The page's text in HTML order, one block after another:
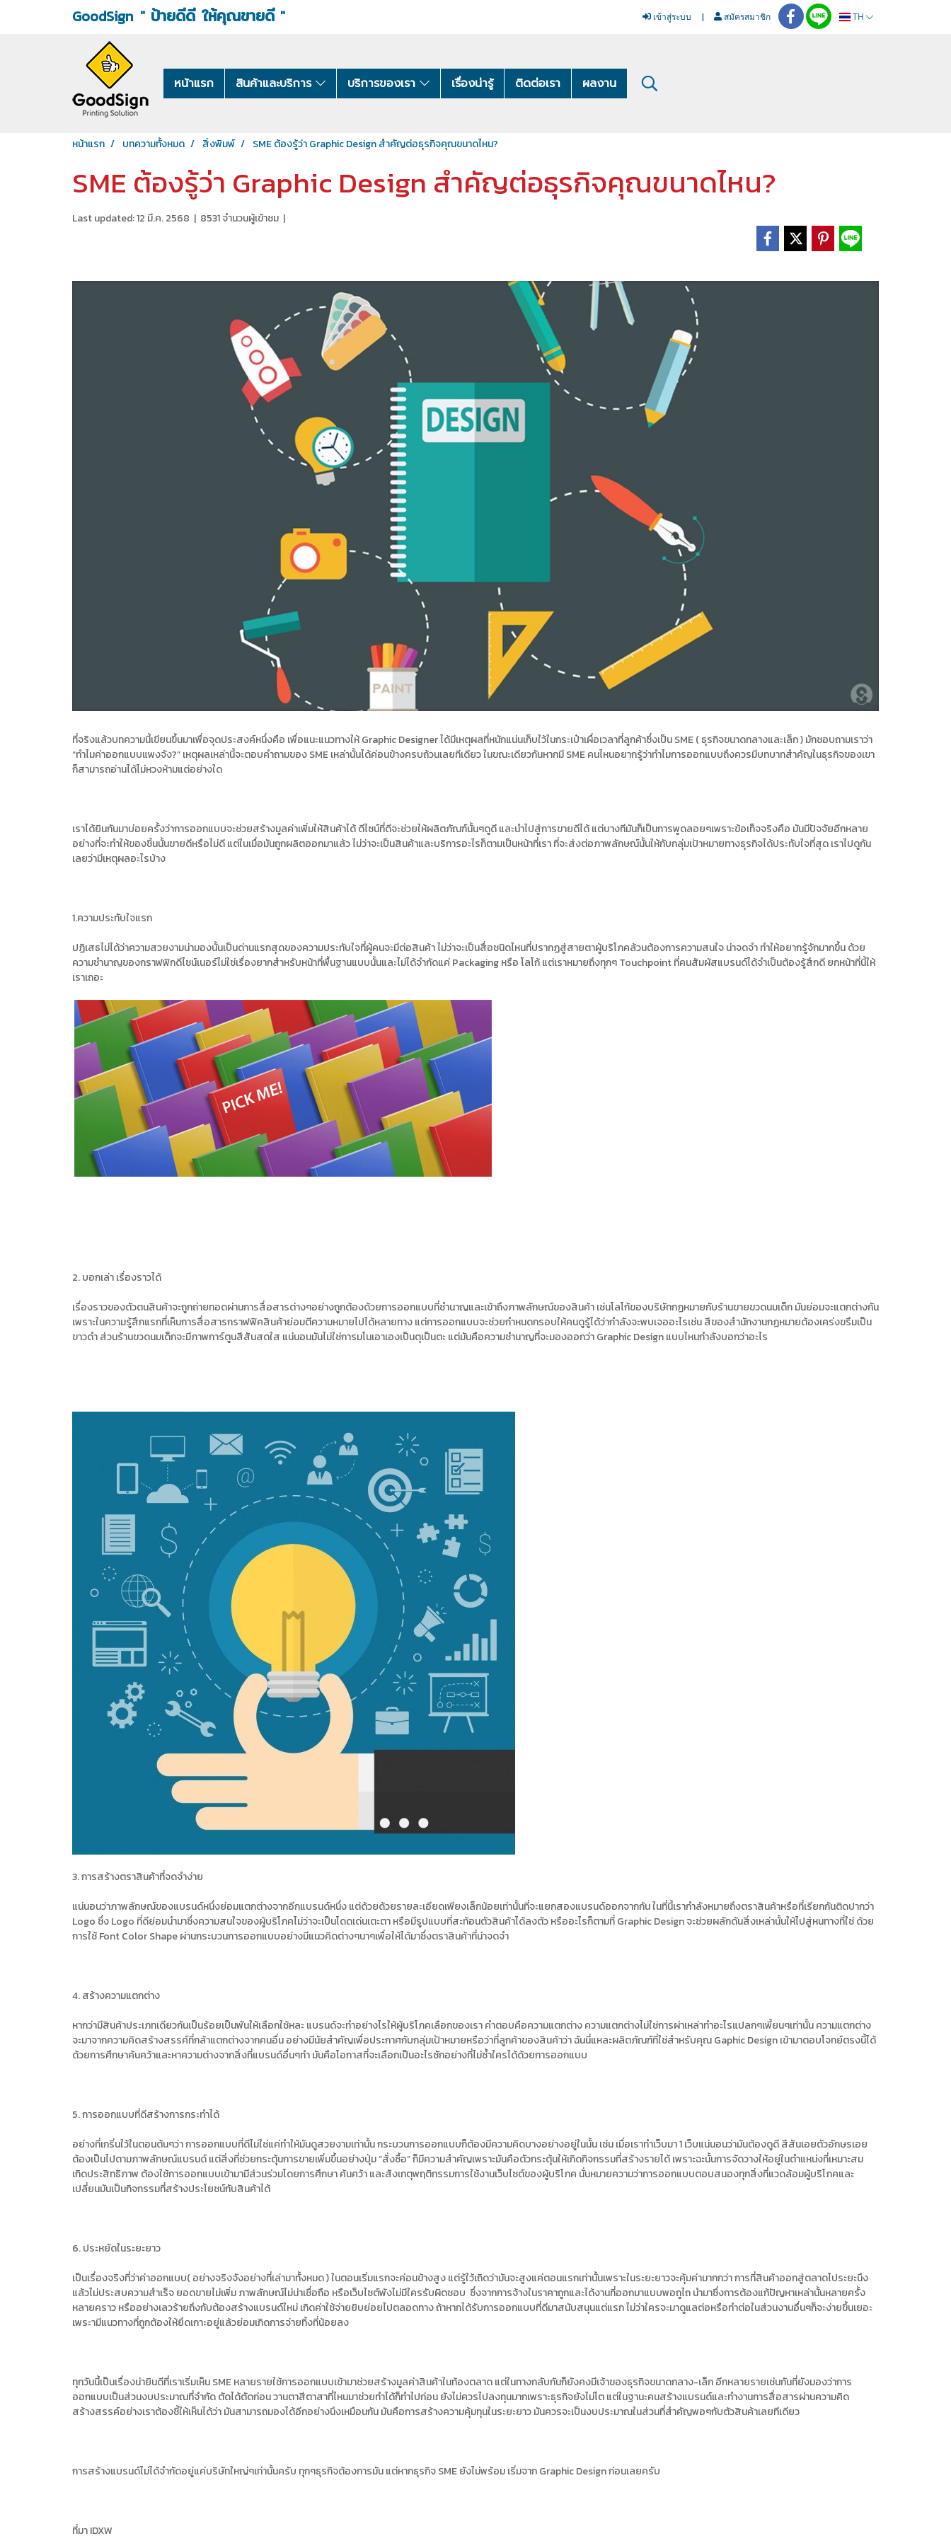
GoodSign " ป้ายดีดี ให้คุณขายดี" เข้าสู่ระบบ สมัครสมาชิก TH
หน้าแรก สินค้าและบริการ บริการของเรา เรื่องน่ารู้ ติดต่อเรา ผลงาน
หน้าแรก บทความทั้งหมด สิ่งพิมพ์ SME ต้องรู้ว่า Graphic Design สำคัญต่อธุรกิจคุณขนาดไหน?
SME ต้องรู้ว่า Graphic Design สำคัญต่อธุรกิจคุณขนาดไหน?
Last updated: 12 มี.ค. 2568 | 8531 จำนวนผู้เข้าชม |
ที่จริงแล้วบทความนี้เขียนขึ้นมาเพื่อจุดประสงค์หนึ่งคือ เพื่อแนะแนวทางให้ Graphic Designer ได้มีเหตุผลที่หนักแน่นเก็บใว้ในกระเป๋าเผื่อเวลาที่ลูกค้าซึ่งเป็น SME ( ธุรกิจขนาดกลางและเล็ก ) มักชอบถามเราว่า
“ทำไมค่าออกแบบแพงจัง?” เหตุผลเหล่านี้จะตอบคำถามของ SME เหล่านั้นได้ค่อนข้างครบถ้วนเลยทีเดียว ในขณะเดียวกันหากมี SME คนไหนอยากรู้ว่าทำไมการออกแบบถึงควรมีบทบาทสำคัญในธุรกิจของเขา
ก็สามารถอ่านได้ไม่หวงห้ามแต่อย่างใด
เราได้ยินกันมาบ่อยครั้งว่าการออกแบบจะช่วยสร้างมูลค่าเพิ่มให้สินค้าได้ ดีไซน์ที่ดีจะช่วยให้ผลิตภัณฑ์นั้นๆดูดี และนำไปสู่การขายดีได้ แต่บางทีมันก็เป็นการพูดลอยๆเพราะข้อเท็จจริงคือ มันมีปัจจัยอีกหลาย
อย่างที่จะทำให้ของชิ้นนั้นขายดีหรือไม่ดี แต่ในเมื่อมันถูกผลิตออกมาแล้ว ไม่ว่าจะเป็นสินค้าและบริการอะไรก็ตามเป็นหน้าที่เรา ที่จะส่งต่อภาพลักษณ์นั้นให้กับกลุ่มเป้าหมายทางธุรกิจได้ประทับใจที่สุด เราไปดูกัน
เลยว่ามีเหตุผลอะไรบ้าง
1.ความประทับใจแรก
ปฏิเสธไม่ได้ว่าความสวยงามน่ามองนั้นเป็นด่านแรกสุดของความประทับใจที่ผู้คนจะมีต่อสินค้า ไม่ว่าจะเป็นสื่อชนิดไหนที่ปรากฏสู่สายตาผู้บริโภคล้วนต้องการความสนใจ น่าจดจำ ทำให้อยากรู้จักมากขึ้น ด้วย
ความชำนาญของกราฟฟิกดีไซน์เนอร์ไม่ใช่เรื่องยากสำหรับหน้าที่พื้นฐานแบบนั้นและไม่ได้จำกัดแค่ Packaging หรือ โลโก้ แต่เราหมายถึงทุกๆ Touchpoint ที่คนสัมผัสแบรนด์ได้จำเป็นต้องรู้สึกดี ยกหน้าที่นี้ให้
เราเถอะ
2. บอกเล่า เรื่องราวได้
เรื่องราวของตัวตนสินค้าจะถูกถ่ายทอดผ่านการสื่อสารต่างๆอย่างถูกต้องด้วยการออกแบบที่ชำนาญและเข้าถึงภาพลักษณ์ของสินค้า เช่นโลโก้ของบริษัทกฏหมายกับร้านขายขวดนมเด็ก มันย่อมจะแตกต่างกัน
เพราะในความรู้สึกแรกที่เห็นการสื่อสารกราฟฟิคสินค้าย่อมตีความหมายไปได้หลายทาง แต่การออกแบบจะช่วยกำหนดกรอบให้คนดูรู้ได้ว่ากำลังจะพบเจออะไรเช่น สีของสำนักงานกฏหมายต้องเคร่งขรึมเป็น
ขาวดำ ส่วนร้านขวดนมเด็กจะมีภาพการ์ตูนสีสันสดใส แน่นอนมันไม่ใช่การมโนเอาเองเป็นตุเป็นตะ แต่มันคือความชำนาญที่จะมองออกว่า Graphic Design แบบไหนกำลังบอกว่าอะไร
3. การสร้างตราสินค้าที่จดจำง่าย
แน่นอนว่าภาพลักษณ์ของแบรนด์หนึ่งย่อมแตกต่างจากอีกแบรนด์หนึ่ง แต่ด้วยด้วยรายละเอียดเพียงเล็กน้อยเท่านั้นที่จะแยกสองแบรนด์ออกจากกัน ในที่นี้เรากำลังหมายถึงตราสินค้าหรือที่เรียกกันติดปากว่า
Logo ซึ่ง Logo ที่ดีย่อมนำมาซึ่งความสนใจของผู้บริโภคไม่ว่าจะเป็นโดดเด่นเตะตา หรือมีรูปแบบที่สะท้อนตัวสินค้าได้ลงตัว หรืออะไรก็ตามที่ Graphic Design จะช่วยผลักดันสิ่งเหล่านั้นให้ไปสู่หนทางที่ใช่ ด้วย
การใช้ Font Color Shape ผ่านกระบวนการออกแบบอย่างมีแนวคิดต่างๆนาๆเพื่อให้ได้มาซึ่งตราสินค้าที่น่าจดจำ
4. สร้างความแตกต่าง
หากว่ามีสินค้าประเภทเดียวกันเป็นร้อยเป็นพันให้เลือกใช้หละ แบรนด์จะทำอย่างไรให้ผู้บริโภคเลือกของเรา คำตอบคือความแตกต่าง ความแตกต่างไม่ใช่การผ่าเหล่าทำอะไรแปลกๆเพี้ยนๆเท่านั้น ความแตกต่าง
จะมาจากความคิดสร้างสรรค์ที่กล้าแตกต่างจากคนอื่น อย่างมีนัยสำคัญเพื่อประกาศกับกลุ่มเป้าหมายหรือว่าที่ลูกค้าของสินค้าว่า ฉันนี่แหละผลิตภัณฑ์ที่ใช่สำหรับคุณ Gaphic Design เข้ามาตอบโจทย์ตรงนี้ได้
ด้วยการศึกษาค้นคว้าและหาความต่างจากสิ่งที่แบรนด์อื่นๆทำ มันคือโอกาสที่จะเลือกเป็นอะไรซักอย่างที่ไม่ซ้ำใครได้ด้วยการออกแบบ
5. การออกแบบที่ดีสร้างการกระทำได้
อย่างที่เกริ่นใว้ในตอนต้นๆว่า การออกแบบที่ดีไม่ใช่แค่ทำให้มันดูสวยงามเท่านั้น กระบวนการออกแบบก็ต้องมีความคิดบางอย่างอยู่ในนั้น เช่น เมื่อเราทำเว็บมา 1 เว็บแน่นอนว่ามันต้องดูดี สีสันเอยตัวอักษรเอย
ต้องเป็นไปตามภาพลักษณ์แบรนด์ แต่สิ่งที่ช่วยกระตุ้นการขายเพิ่มขึ้นอย่างปุ่ม “สั่งซื้อ” ก็มีความสำคัญเพราะมันคือตัวกระตุ้นให้เกิดกิจกรรมที่สร้างรายได้ เพราะฉะนั้นการจัดวางให้อยู่ในตำแหน่งที่เหมาะสม
เกิดประสิทธิภาพ ต้องใช้การออกแบบเข้ามามีส่วนร่วมโดยการศึกษา ค้นคว้า และสังเกตุพฤติกรรมการใช้งานเว็บไซต์ของผู้บริโภค นั่นหมายความว่าการออกแบบตอบสนองทุกสิ่งที่แวดล้อมผู้บริโภคและ
เปลี่ยนมันเป็นกิจกรรมที่สร้างประโยชน์กับสินค้าได้
6. ประหยัดในระยะยาว
เป็นเรื่องจริงที่ว่าค่าออกแบบ( อย่างจริงจังอย่างที่เล่ามาทั้งหมด ) ในตอนเริ่มแรกจะค่อนข้างสูง แต่รู้ใว้เถิดว่ามันจะสูงแค่ตอนแรกเท่านั้นเพราะในระยะยาวจะคุ้มค่ามากกว่า การที่สินค้าออกสู่ตลาดไประยะนึง
แล้วไม่ประสบความสำเร็จ ยอดขายไม่เพิ่ม ภาพลักษณ์ไม่น่าเชื่อถือ หรือเว็บไซต์พังไม่มีใครรับผิดชอบ ซึ่งจากการจ้างในราคาถูกและได้งานที่ออกมาแบบพอถูไถ นำมาซึ่งการต้องแก้ปัญหาเหล่านั้นหลายครั้ง
หลายคราว หรืออย่างเลวร้ายถึงกับต้องสร้างแบรนด์ใหม่ เกิดค่าใช้จ่ายยิบย่อยไปตลอดทาง ถ้าหากได้รับการออกแบบที่ดีมาสนับสนุนแต่แรก ไม่ว่าใครจะมาดูแลต่อหรือทำต่อในส่วนงานอื่นๆก็จะง่ายขึ้นเยอะ
เพระามีแนวทางที่ถูกต้องให้ยึดเกาะอยู่แล้วย่อมเกิดการจ่ายทิ้งที่น้อยลง
ทุกวันนี้เป็นเรื่องน่ายินดีที่เราเริ่มเห็น SME หลายรายใช้การออกแบบเข้ามาช่วยสร้างมูลค่าสินค้าในท้องตลาด แต่ในทางกลับกันก็ยังคงมีเจ้าของธุรกิจขนาดกลาง-เล็ก อีกหลายรายเช่นกันที่ยังมองว่าการ
ออกแบบเป็นส่วนงบประมาณที่จำกัด ตัดได้ตัดก่อน วานตาสีตาสาที่ไหนมาช่วยทำได้ก็ทำไปก่อน ยังไม่ควรไปลงทุนมากเพราะธุรกิจยังไม่โต แต่ในฐานะคนสร้างแบรนด์และทำงานการสื่อสารผ่านความคิด
สร้างสรรค์อย่างเราต้องชี้ให้เห็นได้ว่า มันสามารถมองได้อีกอย่างนึงเหมือนกัน มันคือการสร้างความคุ้มทุนในระยะยาว มันควรจะเป็นงบประมาณในส่วนที่สำคัญพอๆกับตัวสินค้าเลยทีเดียว
การสร้างแบรนด์ไม่ได้จำกัดอยู่แค่บริษัทใหญ่ๆเท่านั้นครับ ทุกๆธุรกิจต้องการมัน แต่หากธุรกิจ SME ยังไม่พร้อม เริ่มจาก Graphic Design ก่อนเลยครับ
ที่มา IDXW